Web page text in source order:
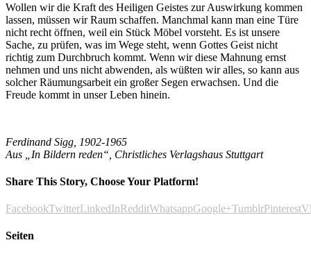
Wollen wir die Kraft des Heiligen Geistes zur Auswirkung kommen
lassen, müssen wir Raum schaffen. Manchmal kann man eine Türe
nicht recht öffnen, weil ein Stück Möbel vorsteht. Es ist unsere
Sache, zu prüfen, was im Wege steht, wenn Gottes Geist nicht
richtig zum Durchbruch kommt. Wenn wir diese Mahnung ernst
nehmen und uns nicht abwenden, als wüßten wir alles, so kann aus
solcher Räumungsarbeit ein großer Segen erwachsen. Und die
Freude kommt in unser Leben hinein.
Ferdinand Sigg, 1902-1965
Aus „In Bildern reden“, Christliches Verlagshaus Stuttgart
Share This Story, Choose Your Platform!
FacebookTwitterLinkedInRedditWhatsappGoogle+TumblrPinterest
Seiten